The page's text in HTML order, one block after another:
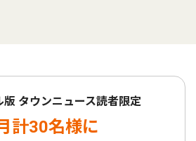
版 タウンニュース読者限定
計30名様に